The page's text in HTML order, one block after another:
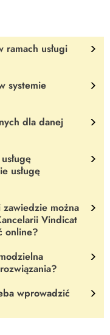
usługi
zapłaty i
Umożliwi Ci
z przypomnieniem o
będziesz musiał
systemie
z ofert przypisana jest
Zapoznaj się ze
Twojej firmy.
dla danej
będziesz mógł
usługę
dostęp do
ogóle nie korzystać z
do Ciebie.
można
Vindicat
online?
możesz
Vindicat.
Vindicat.pl opracował
prawników. Zaufało
wprowadzić